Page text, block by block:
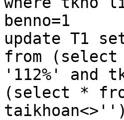
benno=1
update T1
from (select
'112%' and
(select *